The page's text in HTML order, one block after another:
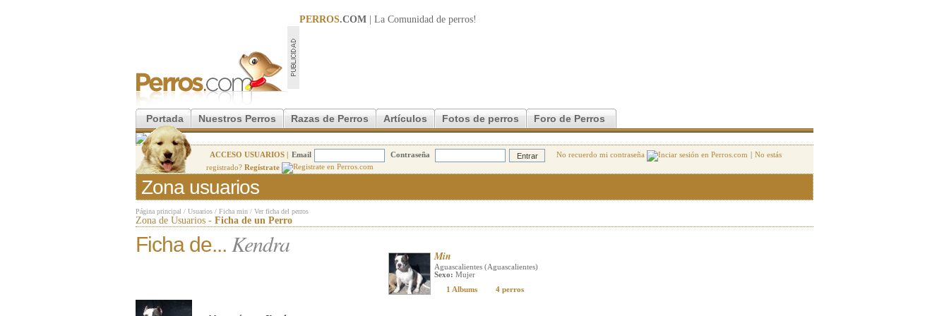
PERROS.COM | La Comunidad de perros!
Portada Nuestros Perros Razas de Perros Artículos Fotos de perros Foro de Perros
ACCESO USUARIOS | Email Contraseña No recuerdo mi contraseña | No estás
registrado? Regístrate
Zona usuarios
Página principal / Usuarios / Ficha min / Ver ficha del perros
Zona de Usuarios - Ficha de un Perro
Ficha de... Kendra Min
Aguascalientes (Aguascalientes)
Sexo: Mujer
1 Albums
4 perros